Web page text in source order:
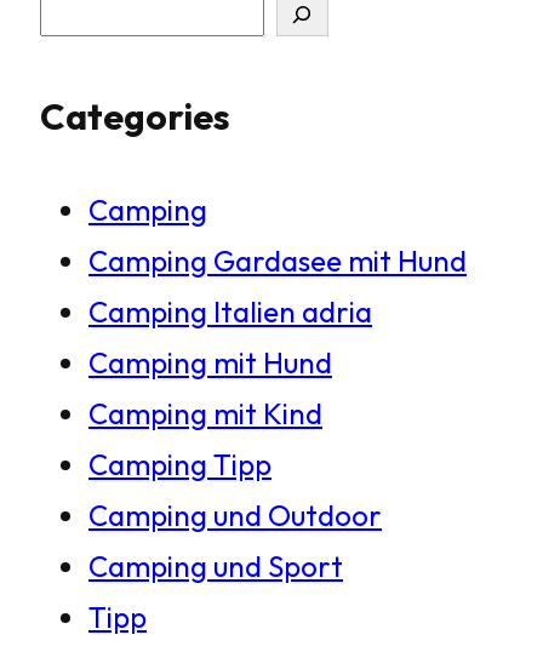
c
Categories
Camping
Camping Gardasee mit Hund
Camping Italien adria
Camping mit Hund
Camping mit Kind
Camping Tipp
Camping und Outdoor
Camping und Sport
Tipp